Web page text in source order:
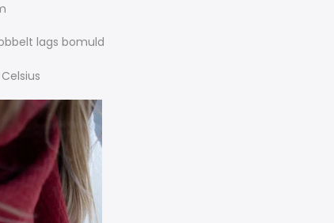
lags bomuld